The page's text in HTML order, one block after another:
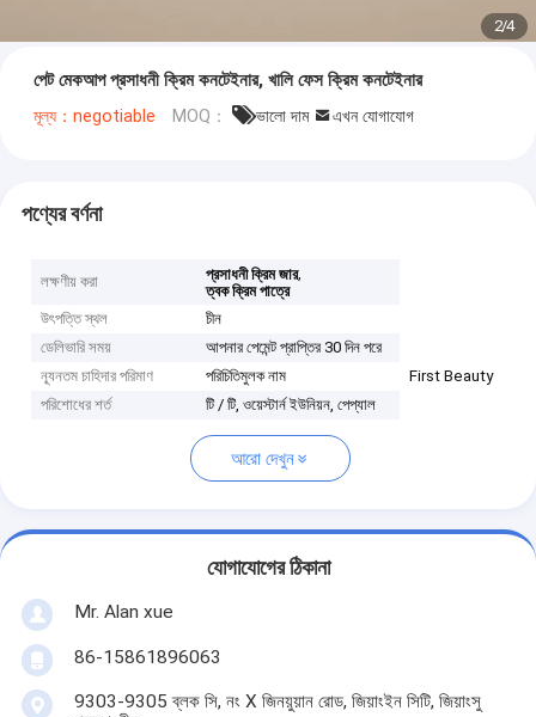
2/4
পেট মেকআপ প্রসাধনী ক্রিম কনটেইনার, খালি ফেস ক্রিম কনটেইনার
মূল্য：negotiable MOQ： ভালো দাম এখন যোগাযোগ
পণ্যের বর্ণনা
লক্ষণীয় করা প্রসাধনী ক্রিম জার,
ত্বক ক্রিম পাত্রে
উৎপত্তি স্থল
চীন
ডেলিভারি সময়
আপনার পেমেন্ট প্রাপ্তির 30 দিন পরে
ন্যূনতম চাহিদার পরিমাণ
পরিচিতিমুলক নাম
First Beauty
পরিশোধের শর্ত
টি / টি, ওয়েস্টার্ন ইউনিয়ন, পেপ্যাল
আরো দেখুন
যোগাযোগের ঠিকানা
Mr. Alan xue
86-15861896063
9303-9305 ব্লক সি, নং X জিনয়ুয়ান রোড, জিয়াংইন সিটি, জিয়াংসু